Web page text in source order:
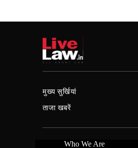
मुख्य सुर्खियां
ताजा खबरें
Who We Are